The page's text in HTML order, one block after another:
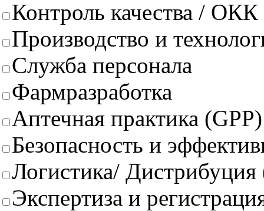
Контроль качества / ОКК
Производство и
Служба персонала
Фармразработка
Аптечная практика (GPP)
Безопасность и
Логистика/
Экспертиза и